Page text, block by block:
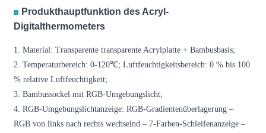
Produkthauptfunktion des Acryl-
Digitalthermometers
1. Material: Transparente transparente Acrylplatte + Bambusbasis;
2. Temperaturbereich: 0-120℃; Luftfeuchtigkeitsbereich: 0 % bis 100
% relative Luftfeuchtigkeit;
3. Bambussockel mit RGB-Umgebungslicht;
4. RGB-Umgebungslichtanzeige: RGB-Gradientenüberlagerung –
RGB von links nach rechts wechselnd – 7-Farben-Schleifenanzeige –